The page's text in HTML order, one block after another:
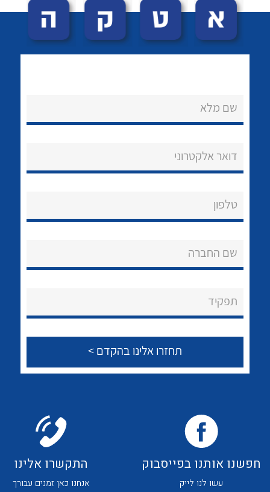
הצוות שלנו
שירותי תמיכה
לכל מוצרי היצרן לכל מוצרי היצרן
שם מלא
דואר אלקטרוני
טלפון
שם החברה
תפקיד
חפשנו אותנו בפייסבוק
עשו לנו לייק
התקשרו אלינו
אנחנו כאן זמנים עבורך